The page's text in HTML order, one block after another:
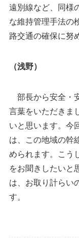
遠別線など、同様
な維持管理手法の
路交通の確保に努
（浅野）
部長から安全・
言葉をいただきま
いと思います。今
は、この地域の幹
められます。こう
をお聞きしたいと
は、お取り計らい
す。